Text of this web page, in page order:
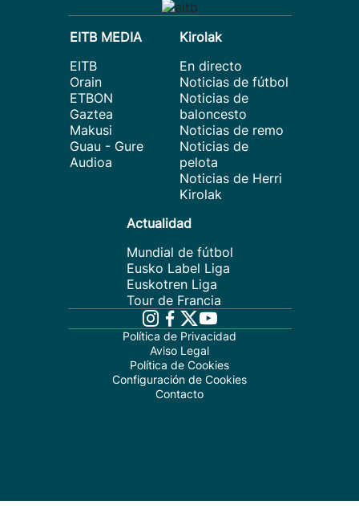
EITB MEDIA
EITB
Orain
ETBON
Gaztea
Makusi
Guau - Gure
Audioa
Kirolak
En directo
Noticias de fútbol
Noticias de
baloncesto
Noticias de remo
Noticias de
pelota
Noticias de Herri
Kirolak
Actualidad
Mundial de fútbol
Eusko Label Liga
Euskotren Liga
Tour de Francia
Política de Privacidad
Aviso Legal
Política de Cookies
Configuración de Cookies
Contacto